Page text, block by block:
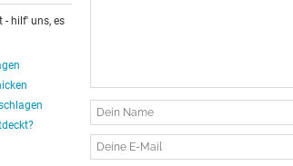
- hilf' uns, es